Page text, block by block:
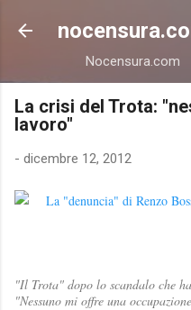
Passa ai
Nocensura.com
La crisi del Trota:
lavoro"
- dicembre 12, 2012
"Il Trota" dopo lo scandalo che
"Nessuno mi offre una